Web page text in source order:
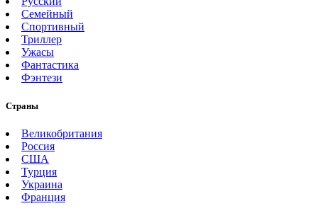
Семейный
Спортивный
Триллер
Ужасы
Фантастика
Фэнтези
Страны
Великобритания
Россия
США
Турция
Украина
Франция